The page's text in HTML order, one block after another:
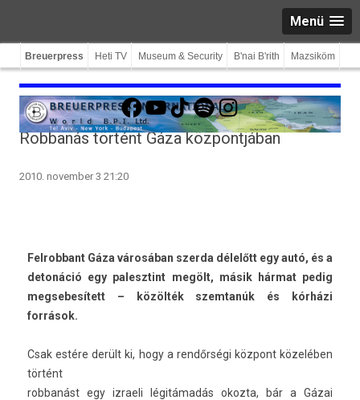
Menü
Breuerpress Heti TV Museum & Security B'nai B'rith Mazsiköm
Facebook
YouTube
TikTokSpotifyInstagram
Robbanás történt Gáza központjában
2010. november 3 21:20
Fel­robbant Gáza városában szer­da délelőtt egy autó, és a
detonáció egy palesztint megölt, másik hármat pedig
meg­sebesített – közölték szem­tanúk és kórházi
források.
Csak estére derült ki, hogy a rendőrségi központ közelében
történt
rob­banást egy iz­raeli légitámadás okoz­ta, bár a Gázai